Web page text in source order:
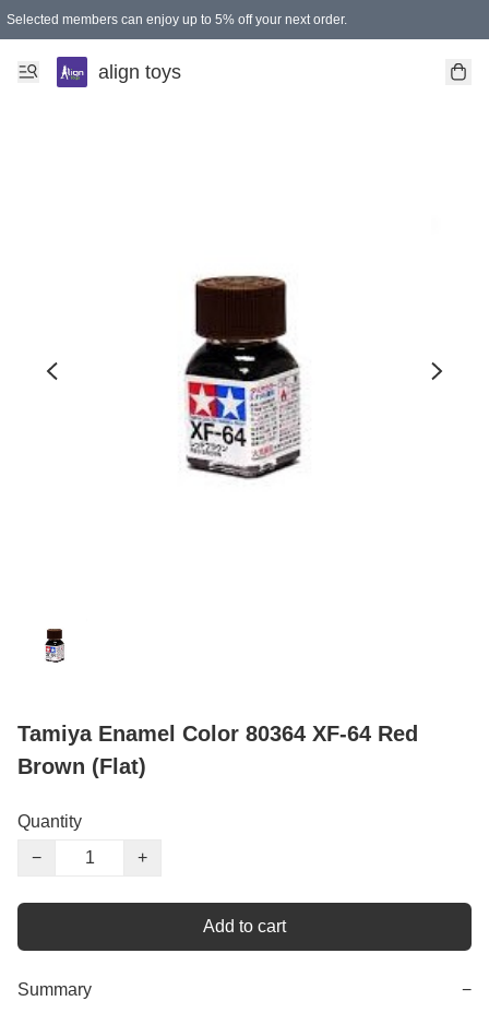
Selected members can enjoy up to 5% off your next order.
align toys
Tamiya Enamel Color 80364 XF-64 Red
Brown (Flat)
Quantity
−
+
Add to cart
Summary −